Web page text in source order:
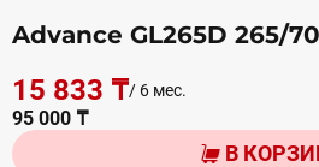
Advance GL265D 265/70
15 833 ₸/ 6 мес.
95 000 ₸
В